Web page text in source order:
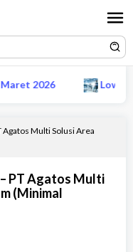
2026
Multi Solusi Area
PT Agatos Multi
(Minimal